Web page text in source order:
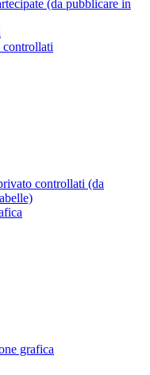
(da pubblicare in
controllati (da
grafica